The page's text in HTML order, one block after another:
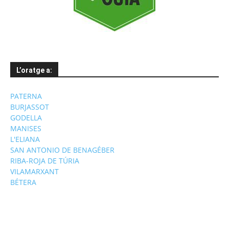
L’oratge a:
PATERNA
BURJASSOT
GODELLA
MANISES
L'ELIANA
SAN ANTONIO DE BENAGÉBER
RIBA-ROJA DE TÚRIA
VILAMARXANT
BÉTERA